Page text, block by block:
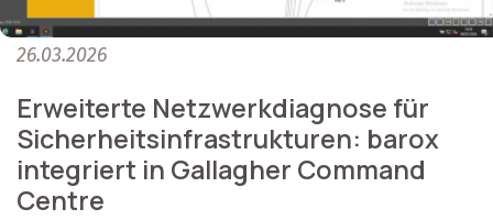
26.03.2026
Erweiterte Netzwerkdiagnose für
Sicherheitsinfrastrukturen: barox
integriert in Gallagher Command
Centre